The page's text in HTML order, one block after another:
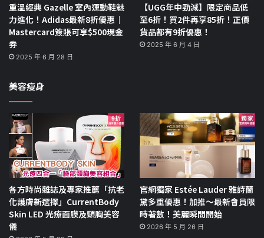
重溫經典 Gazelle 室內運動鞋魅
力進化！Adidas最新8折優惠｜
Mastercard簽賬可享$500現金
券
2025 年 6 月 28 日
【UGG年中勁減】限定商品低
至6折！買2件再享85折！正價
貨品都有9折優惠！
2025 年 6 月 4 日
美容瘦身
各方時尚雜誌及專家推薦「抗老
化護膚新選擇」CurrentBody
Skin LED 光療面膜及頸胸美容
儀
官網獨家 Estée Lauder 雅詩蘭
黛多重優惠！加推～最新會員限
時著數！美麗瞬間開始
2026 年 5 月 26 日